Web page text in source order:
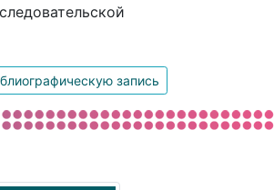
запись